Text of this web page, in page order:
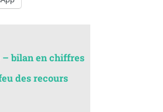
– bilan en chiffres
des recours